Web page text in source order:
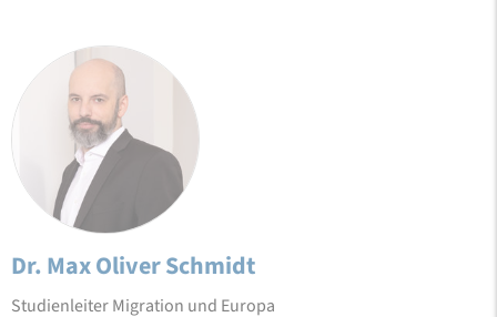
Dr. Max Oliver Schmidt
Studienleiter Migration und Europa